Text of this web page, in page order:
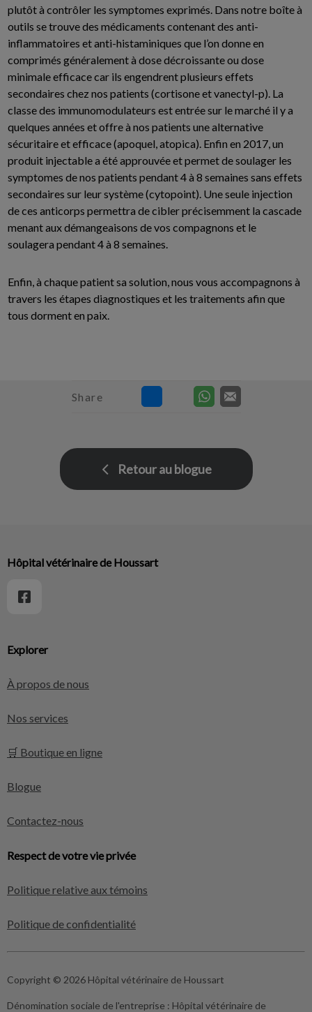
plutôt à contrôler les symptomes exprimés. Dans notre boîte à
outils se trouve des médicaments contenant des anti-
inflammatoires et anti-histaminiques que l’on donne en
comprimés généralement à dose décroissante ou dose
minimale efficace car ils engendrent plusieurs effets
secondaires chez nos patients (cortisone et vanectyl-p). La
classe des immunomodulateurs est entrée sur le marché il y a
quelques années et offre à nos patients une alternative
sécuritaire et efficace (apoquel, atopica). Enfin en 2017, un
produit injectable a été approuvée et permet de soulager les
symptomes de nos patients pendant 4 à 8 semaines sans effets
secondaires sur leur système (cytopoint). Une seule injection
de ces anticorps permettra de cibler précisemment la cascade
menant aux démangeaisons de vos compagnons et le
soulagera pendant 4 à 8 semaines.
Enfin, à chaque patient sa solution, nous vous accompagnons à
travers les étapes diagnostiques et les traitements afin que
tous dorment en paix.
Share
Retour au blogue
Explorer
À propos de nous
Nos services
🛒 Boutique en ligne
Blogue
Contactez-nous
Respect de votre vie privée
Politique relative aux témoins
Politique de confidentialité
Hôpital vétérinaire de Houssart
Copyright © 2026 Hôpital vétérinaire de Houssart
Dénomination sociale de l'entreprise : Hôpital vétérinaire de